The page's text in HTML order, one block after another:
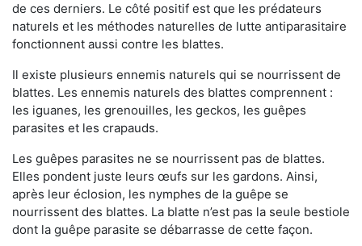
de ces derniers. Le côté positif est que les prédateurs
naturels et les méthodes naturelles de lutte antiparasitaire
fonctionnent aussi contre les blattes.
Il existe plusieurs ennemis naturels qui se nourrissent de
blattes. Les ennemis naturels des blattes comprennent :
les iguanes, les grenouilles, les geckos, les guêpes
parasites et les crapauds.
Les guêpes parasites ne se nourrissent pas de blattes.
Elles pondent juste leurs œufs sur les gardons. Ainsi,
après leur éclosion, les nymphes de la guêpe se
nourrissent des blattes. La blatte n’est pas la seule bestiole
dont la guêpe parasite se débarrasse de cette façon.